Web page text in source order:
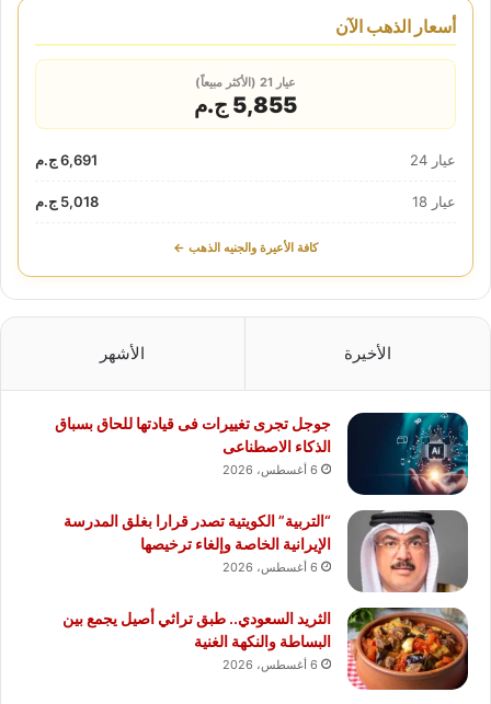
أسعار الذهب الآن
عيار 21 (الأكثر مبيعاً)
5,855 ج.م
عيار 24 6,691 ج.م
عيار 18 5,018 ج.م
كافة الأعيرة والجنيه الذهب ←
الأخيرة الأشهر
جوجل تجرى تغييرات فى قيادتها للحاق بسباق
الذكاء الاصطناعى
6 أغسطس، 2026
“التربية” الكويتية تصدر قرارا بغلق المدرسة
الإيرانية الخاصة وإلغاء ترخيصها
6 أغسطس، 2026
الثريد السعودي.. طبق تراثي أصيل يجمع بين
البساطة والنكهة الغنية
6 أغسطس، 2026